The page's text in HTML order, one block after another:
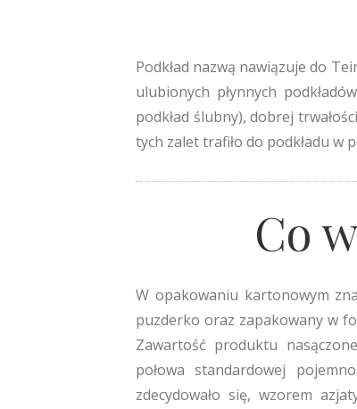
Podkład nazwą nawiązuje do
ulubionych płynnych
podkład ślubny), dobrej
tych zalet trafiło do podkładu w
Co
W opakowaniu kartonowym
puzderko oraz zapakowany w
Zawartość produktu
połowa standardowej
zdecydowało się, wzorem